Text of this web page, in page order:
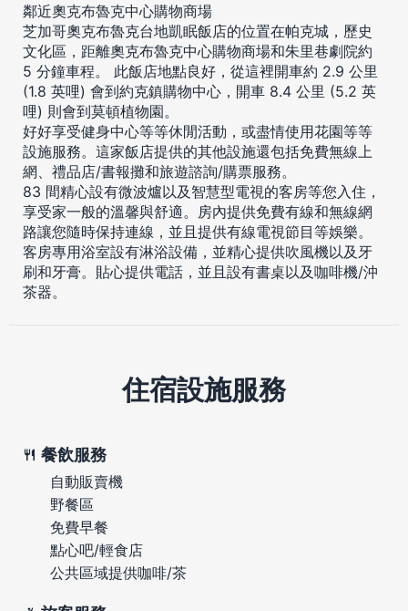
鄰近奧克布魯克中心購物商場
芝加哥奧克布魯克台地凱眠飯店的位置在帕克城，歷史
文化區，距離奧克布魯克中心購物商場和朱里巷劇院約
5 分鐘車程。 此飯店地點良好，從這裡開車約 2.9 公里
(1.8 英哩) 會到約克鎮購物中心，開車 8.4 公里 (5.2 英
哩) 則會到莫頓植物園。
好好享受健身中心等等休閒活動，或盡情使用花園等等
設施服務。這家飯店提供的其他設施還包括免費無線上
網、禮品店/書報攤和旅遊諮詢/購票服務。
83 間精心設有微波爐以及智慧型電視的客房等您入住，
享受家一般的溫馨與舒適。房內提供免費有線和無線網
路讓您隨時保持連線，並且提供有線電視節目等娛樂。
客房專用浴室設有淋浴設備，並精心提供吹風機以及牙
刷和牙膏。貼心提供電話，並且設有書桌以及咖啡機/沖
茶器。
住宿設施服務
餐飲服務
自動販賣機
野餐區
免費早餐
點心吧/輕食店
公共區域提供咖啡/茶